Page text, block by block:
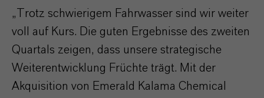
„Trotz schwierigem Fahrwasser sind wir weiter
voll auf Kurs. Die guten Ergebnisse des zweiten
Quartals zeigen, dass unsere strategische
Weiterentwicklung Früchte trägt. Mit der
Akquisition von Emerald Kalama Chemical